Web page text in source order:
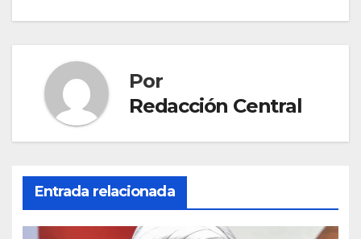
Por
Redacción Central
Entrada relacionada